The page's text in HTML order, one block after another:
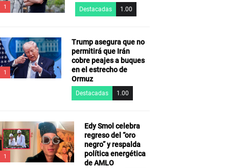
1 Destacadas 1.00
1
Trump asegura que no
permitirá que Irán
cobre peajes a buques
en el estrecho de
Ormuz
Destacadas 1.00
1
Edy Smol celebra
regreso del “oro
negro” y respalda
política energética
de AMLO